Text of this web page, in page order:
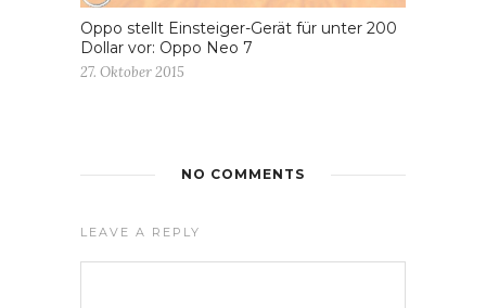
Oppo stellt Einsteiger-Gerät für unter 200
Dollar vor: Oppo Neo 7
27. Oktober 2015
NO COMMENTS
LEAVE A REPLY